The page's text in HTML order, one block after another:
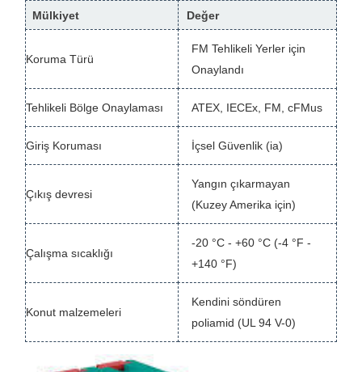
Mülkiyet Değer
Koruma Türü
FM Tehlikeli Yerler için
Onaylandı
Tehlikeli Bölge Onaylaması ATEX, IECEx, FM, cFMus
Giriş Koruması İçsel Güvenlik (ia)
Çıkış devresi
Yangın çıkarmayan
(Kuzey Amerika için)
Çalışma sıcaklığı
-20 °C - +60 °C (-4 °F -
+140 °F)
Konut malzemeleri
Kendini söndüren
poliamid (UL 94 V-0)